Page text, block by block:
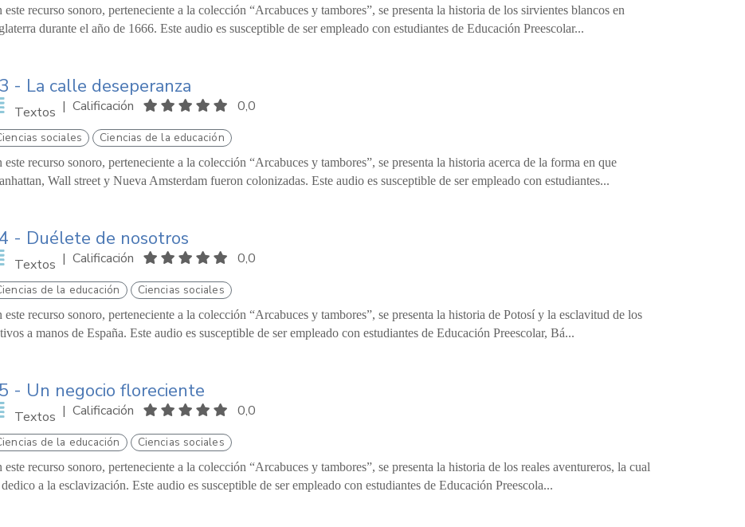
este recurso sonoro, perteneciente a la colección “Arcabuces y tambores”, se presenta la historia de los sirvientes blancos en
durante el año de 1666. Este audio es susceptible de ser empleado con estudiantes de Educación Preescolar...
- La calle deseperanza
Textos | Calificación 0,0
sociales Ciencias de la educación
este recurso sonoro, perteneciente a la colección “Arcabuces y tambores”, se presenta la historia acerca de la forma en que
Wall street y Nueva Amsterdam fueron colonizadas. Este audio es susceptible de ser empleado con estudiantes...
- Duélete de nosotros
Textos | Calificación 0,0
de la educación Ciencias sociales
este recurso sonoro, perteneciente a la colección “Arcabuces y tambores”, se presenta la historia de Potosí y la esclavitud de los
a manos de España. Este audio es susceptible de ser empleado con estudiantes de Educación Preescolar, Bá...
- Un negocio floreciente
Textos | Calificación 0,0
de la educación Ciencias sociales
este recurso sonoro, perteneciente a la colección “Arcabuces y tambores”, se presenta la historia de los reales aventureros, la cual
dedico a la esclavización. Este audio es susceptible de ser empleado con estudiantes de Educación Preescola...